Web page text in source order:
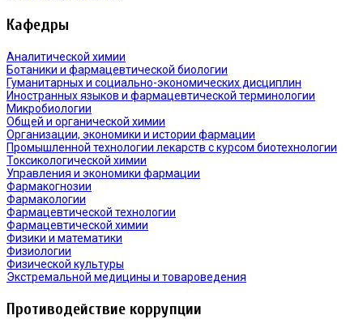
Кафедры
Аналитической химии
Ботаники и фармацевтической биологии
Гуманитарных и социально-экономических дисциплин
Иностранных языков и фармацевтической терминологии
Микробиологии
Общей и органической химии
Организации, экономики и истории фармации
Промышленной технологии лекарств с курсом биотехнологии
Токсикологической химии
Управления и экономики фармации
Фармакогнозии
Фармакологии
Фармацевтической технологии
Фармацевтической химии
Физики и математики
Физиологии
Физической культуры
Экстремальной медицины и товароведения
Противодействие коррупции